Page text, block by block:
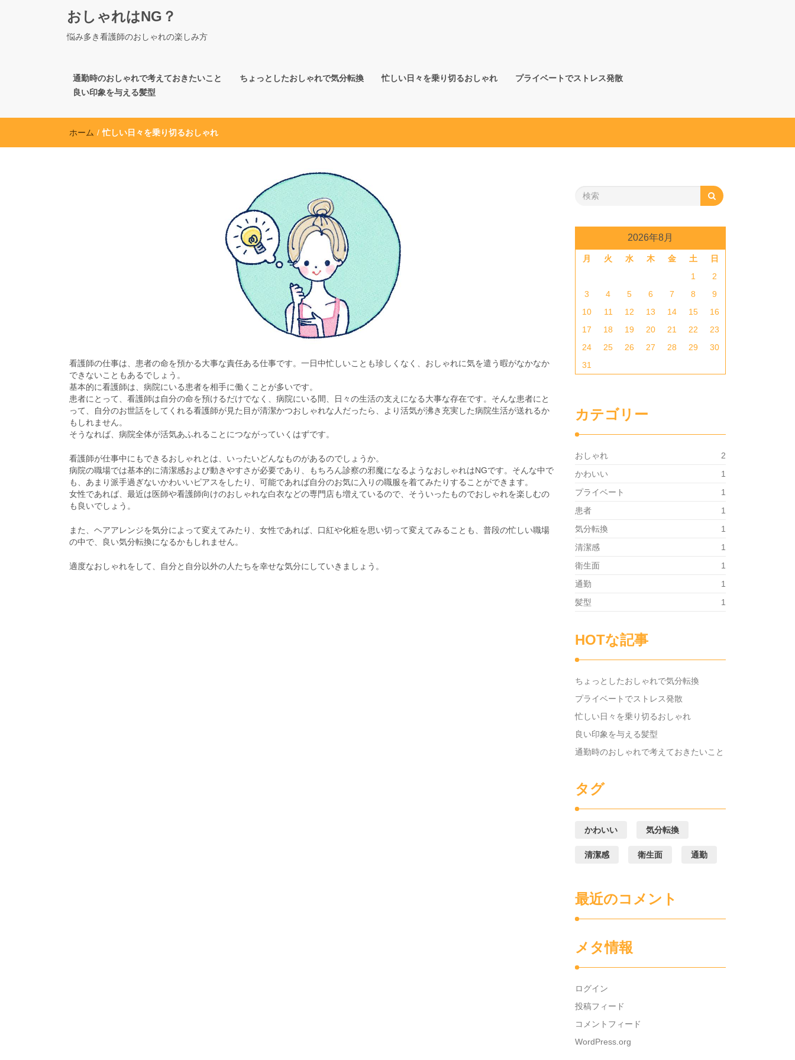
おしゃれはNG？
悩み多き看護師のおしゃれの楽しみ方
通勤時のおしゃれで考えておきたいこと ちょっとしたおしゃれで気分転換 忙しい日々を乗り切るおしゃれ
プライベートでストレス発散
良い印象を与える髪型
ホーム / 忙しい日々を乗り切るおしゃれ
看護師の仕事は、患者の命を預かる大事な責任ある仕事です。一日中忙しいことも珍しくなく、おしゃれに気を遣う暇がなかなか
できないこともあるでしょう。
基本的に看護師は、病院にいる患者を相手に働くことが多いです。
患者にとって、看護師は自分の命を預けるだけでなく、病院にいる間、日々の生活の支えになる大事な存在です。そんな患者にと
って、自分のお世話をしてくれる看護師が見た目が清潔かつおしゃれな人だったら、より活気が沸き充実した病院生活が送れるか
もしれません。
そうなれば、病院全体が活気あふれることにつながっていくはずです。
看護師が仕事中にもできるおしゃれとは、いったいどんなものがあるのでしょうか。
病院の職場では基本的に清潔感および動きやすさが必要であり、もちろん診察の邪魔になるようなおしゃれはNGです。そんな中で
も、あまり派手過ぎないかわいいピアスをしたり、可能であれば自分のお気に入りの職服を着てみたりすることができます。
女性であれば、最近は医師や看護師向けのおしゃれな白衣などの専門店も増えているので、そういったものでおしゃれを楽しむの
も良いでしょう。
また、ヘアアレンジを気分によって変えてみたり、女性であれば、口紅や化粧を思い切って変えてみることも、普段の忙しい職場
の中で、良い気分転換になるかもしれません。
適度なおしゃれをして、自分と自分以外の人たちを幸せな気分にしていきましょう。
2026年8月
月 火 水 木 金 土
日
1
2
3
4 5 6 7 8
9
10
11 12 13 14 15
16
17
18 19 20 21 22
23
24
25 26 27 28 29
30
31
カテゴリー
おしゃれ
2
かわいい
1
プライベート
1
患者
1
気分転換
1
清潔感
1
衛生面
1
通勤
1
髪型
1
HOTな記事
ちょっとしたおしゃれで気分転換
プライベートでストレス発散
忙しい日々を乗り切るおしゃれ
良い印象を与える髪型
通勤時のおしゃれで考えておきたいこと
タグ
かわいい 気分転換
清潔感 衛生面 通勤
最近のコメント
メタ情報
ログイン
投稿フィード
コメントフィード
WordPress.org